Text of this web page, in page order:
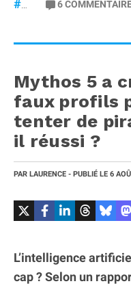
#gt53 #Mercedes
6
Mythos 5 a
faux profils
tenter de
il réussi ?
PAR LAURENCE - PUBLIÉ LE 6
L’intelligence
cap ? Selon un